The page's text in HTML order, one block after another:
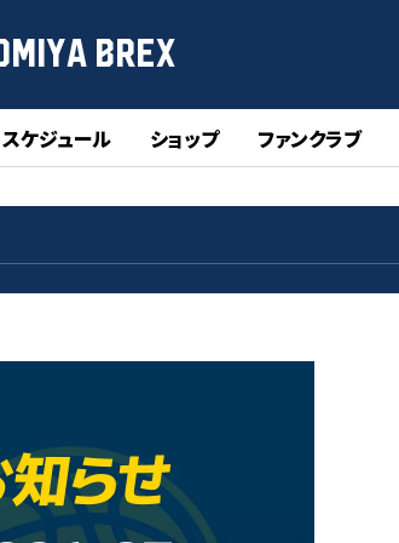
BREX
スケジュール ショップ ファンクラブ